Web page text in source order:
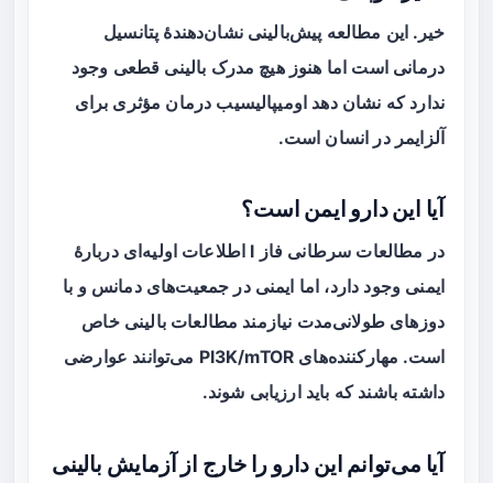
خیر. این مطالعه پیش‌بالینی نشان‌دهندهٔ پتانسیل
درمانی است اما هنوز هیچ مدرک بالینی قطعی وجود
ندارد که نشان دهد اومیپالیسیب درمان مؤثری برای
آلزایمر در انسان است.
آیا این دارو ایمن است؟
در مطالعات سرطانی فاز I اطلاعات اولیه‌ای دربارهٔ
ایمنی وجود دارد، اما ایمنی در جمعیت‌های دمانس و با
دوزهای طولانی‌مدت نیازمند مطالعات بالینی خاص
است. مهارکننده‌های PI3K/mTOR می‌توانند عوارضی
داشته باشند که باید ارزیابی شوند.
آیا می‌توانم این دارو را خارج از آزمایش بالینی